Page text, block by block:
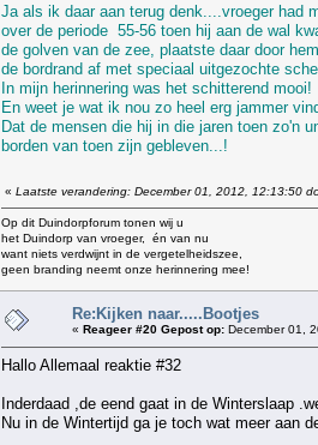
Ja als ik daar aan terug denk....vroeger had
over de periode 55-56 toen hij aan de wal
de golven van de zee, plaatste daar door
de bordrand af met speciaal uitgezochte
In mijn herinnering was het schitterend mooi!
En weet je wat ik nou zo heel erg jammer
Dat de mensen die hij in die jaren toen zo'n
borden van toen zijn gebleven...!
« Laatste verandering: December 01, 2012, 12:13:50
Op dit Duindorpforum tonen wij u
het Duindorp van vroeger, én van nu
want niets verdwijnt in de vergetelheidszee,
geen branding neemt onze herinnering mee!
Re:Kijken naar.....Bootjes
« Reageer #20 Gepost op: December 01,
Hallo Allemaal reaktie #32
Inderdaad ,de eend gaat in de Winterslaap
Nu in de Wintertijd ga je toch wat meer aan